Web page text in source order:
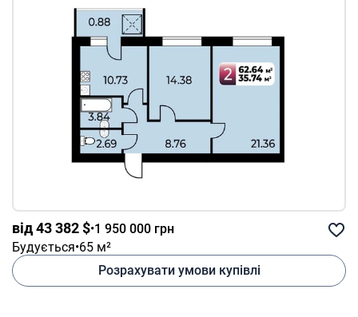
від 43 382 $•1 950 000 грн
Будується•65 м²
Розрахувати умови купівлі